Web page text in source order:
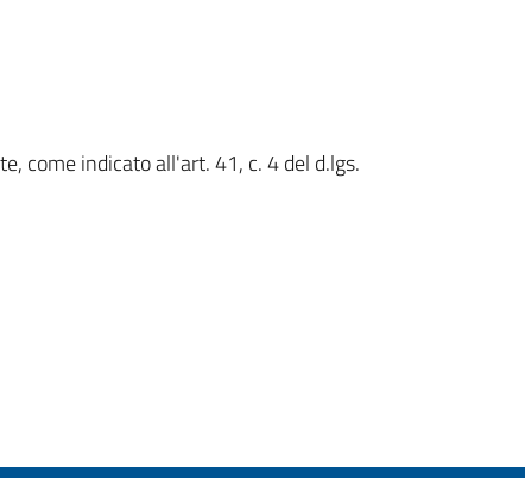
come indicato all'art. 41, c. 4 del d.lgs.